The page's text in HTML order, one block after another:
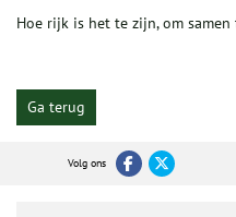
Hoe rijk is het te zijn, om
Ga terug
Volg ons